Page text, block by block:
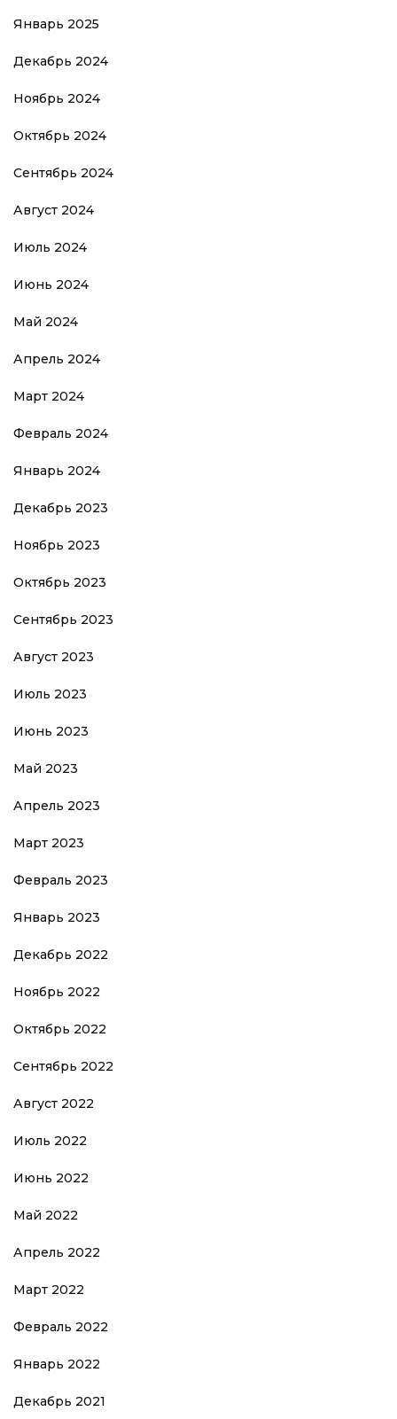
Январь 2025
Декабрь 2024
Ноябрь 2024
Октябрь 2024
Сентябрь 2024
Август 2024
Июль 2024
Июнь 2024
Май 2024
Апрель 2024
Март 2024
Февраль 2024
Январь 2024
Декабрь 2023
Ноябрь 2023
Октябрь 2023
Сентябрь 2023
Август 2023
Июль 2023
Июнь 2023
Май 2023
Апрель 2023
Март 2023
Февраль 2023
Январь 2023
Декабрь 2022
Ноябрь 2022
Октябрь 2022
Сентябрь 2022
Август 2022
Июль 2022
Июнь 2022
Май 2022
Апрель 2022
Март 2022
Февраль 2022
Январь 2022
Декабрь 2021